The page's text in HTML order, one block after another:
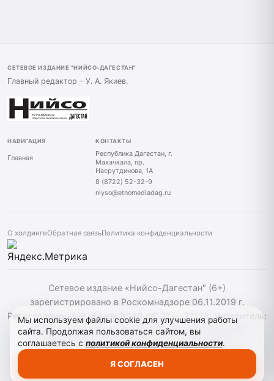
СЕТЕВОЕ ИЗДАНИЕ "НИЙСО-ДАГЕСТАН"
Главный редактор – У. А. Якиев.
НАВИГАЦИЯ
Главная
КОНТАКТЫ
Республика Дагестан, г.
Махачкала, пр.
Насрутдинова, 1А
8 (8722) 52-32-9
niyso@etnomediadag.ru
О холдингеОбратная связьПолитика конфиденциальности
Сетевое издание «Нийсо-Дагестан" (6+)
зарегистрировано в Роскомнадзоре 06.11.2019 г.
Регистрационный номер ЭЛ № ФС 77 — 77128. Учредитель:
ГОСУДАРСТВЕННОЕ БЮДЖЕТНОЕ УЧРЕЖДЕНИЕ
РЕСПУБЛИКИ ДАГЕСТАН "ЭТНОМЕДИАХОЛДИНГ
Мы используем файлы cookie для улучшения работы
сайта. Продолжая пользоваться сайтом, вы
соглашаетесь с политикой конфиденциальности.
Я СОГЛАСЕН